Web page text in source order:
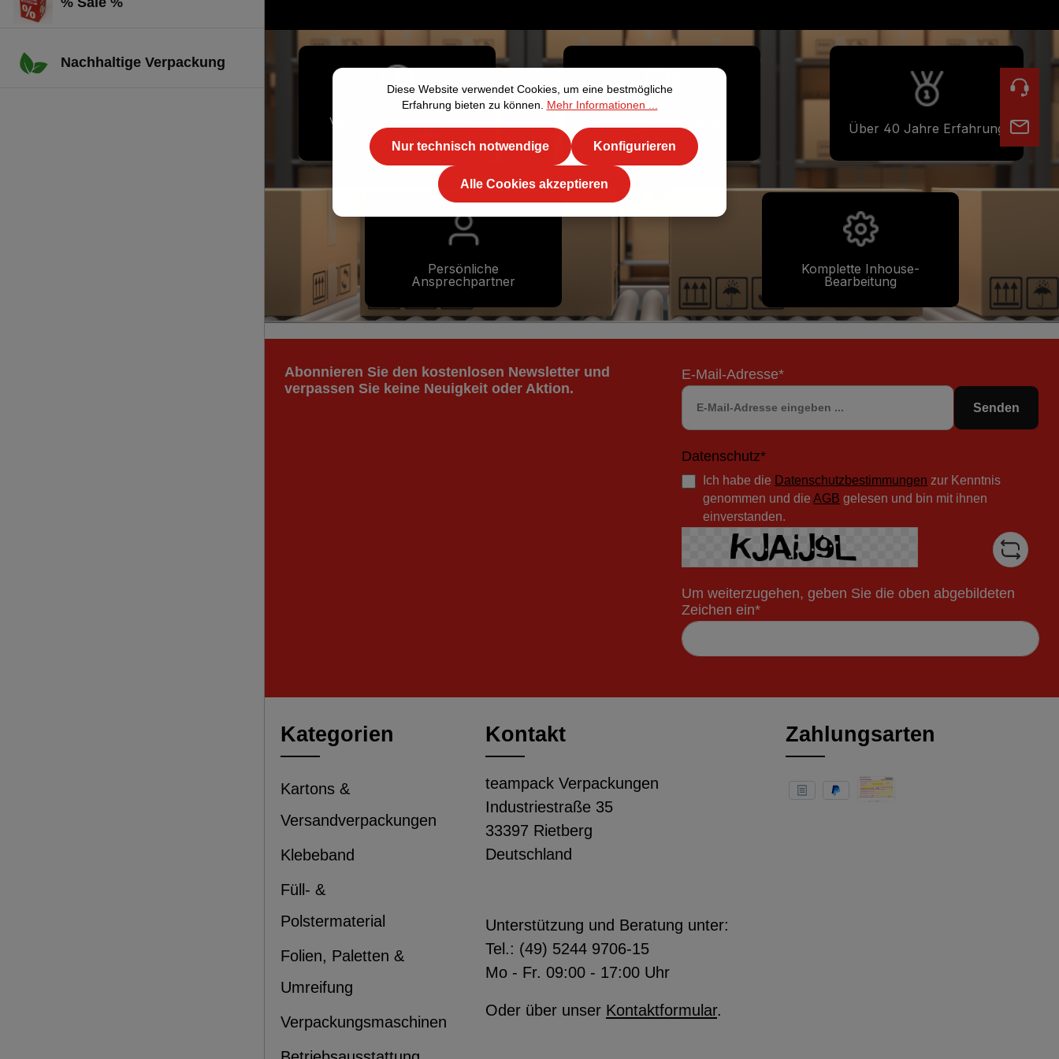
Nachhaltige Verpackung
Versand innerhalb von
24-48 Stunden
250€ (DE)
Über 40 Jahre Erfahrung
Persönliche
Ansprechpartner
Komplette Inhouse-
Bearbeitung
Abonnieren Sie den kostenlosen Newsletter und
verpassen Sie keine Neuigkeit oder Aktion.
E-Mail-Adresse*
Senden
Datenschutz*
Ich habe die Datenschutzbestimmungen zur Kenntnis
genommen und dieAGB gelesen und bin mit ihnen
einverstanden.
Um weiterzugehen, geben Sie die oben abgebildeten
Zeichen ein*
Kontakt
teampack Verpackungen
Industriestraße 35
33397 Rietberg
Deutschland
Unterstützung und Beratung unter:
Tel.: (49) 5244 9706-15
Mo - Fr. 09:00 - 17:00 Uhr
Oder über unser Kontaktformular.
Kategorien
Kartons &
Versandverpackungen
Klebeband
Füll- &
Polstermaterial
Folien, Paletten &
Umreifung
Verpackungsmaschinen
Zahlungsarten
Diese Website verwendet Cookies, um eine bestmögliche
Erfahrung bieten zu können. Mehr Informationen ...
Nur technisch notwendige Konfigurieren
Alle Cookies akzeptieren